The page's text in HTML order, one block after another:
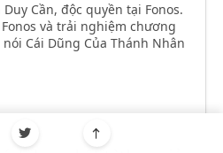
Cần, độc quyền tại Fonos.
và trải nghiệm chương
Cái Dũng Của Thánh Nhân